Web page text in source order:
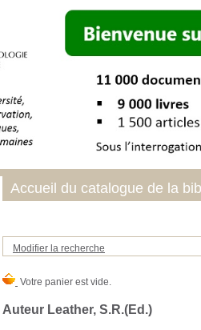
Modifier la recherche
Auteur Leather, S.R.(Ed.)
Accueil du catalogue de la